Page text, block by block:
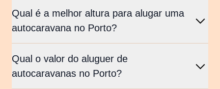
Qual é a melhor altura para alugar uma
autocaravana no Porto?
Qual o valor do aluguer de
autocaravanas no Porto?